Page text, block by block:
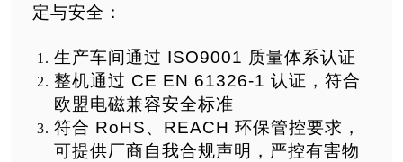
定与安全：
生产车间通过 ISO9001 质量体系认证
整机通过 CE EN 61326-1 认证，符合
欧盟电磁兼容安全标准
符合 RoHS、REACH 环保管控要求，
可提供厂商自我合规声明，严控有害物